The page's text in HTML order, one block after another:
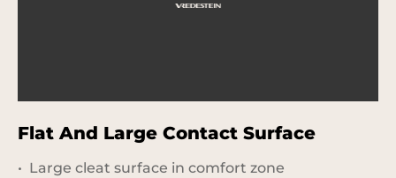
Flat And Large Contact Surface
Large cleat surface in comfort zone